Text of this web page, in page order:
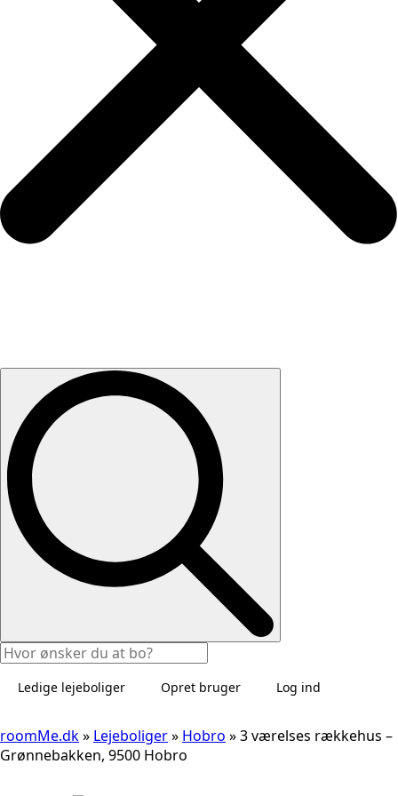
Ledige lejeboliger Opret bruger Log ind
roomMe.dk» Lejeboliger» Hobro »3 værelses rækkehus –
Grønnebakken, 9500 Hobro